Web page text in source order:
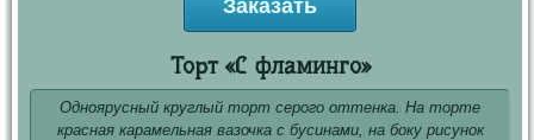
Заказать
Торт «С фламинго»
Одноярусный круглый торт серого оттенка. На торте
красная карамельная вазочка с бусинами, на боку рисунок